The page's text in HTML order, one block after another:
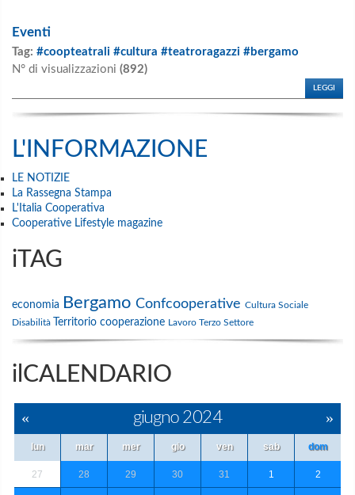
Eventi
Tag: #coopteatrali #cultura #teatroragazzi #bergamo
N° di visualizzazioni (892)
LEGGI
L'INFORMAZIONE
LE NOTIZIE
La Rassegna Stampa
L'Italia Cooperativa
Cooperative Lifestyle magazine
iTAG
economia Bergamo Confcooperative Cultura Sociale
Disabilità
Territorio cooperazione Lavoro Terzo Settore
ilCALENDARIO
« giugno 2024 »
lun mar mer gio ven sab dom
27 28 29 30 31 1 2